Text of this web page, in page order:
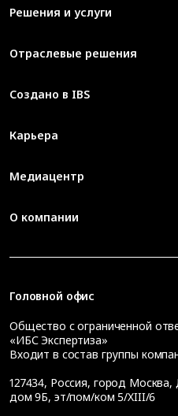
Решения и услуги
Отраслевые решения
Создано в IBS
Карьера
Медиацентр
О компании
Головной офис
Общество с ограниченной
«ИБС Экспертиза»
Входит в состав группы
127434, Россия, город Москва,
дом 9Б, эт/пом/ком 5/XIII/6